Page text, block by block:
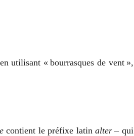
utilisant « bourrasques de vent »,
contient le préfixe latin alter – qui